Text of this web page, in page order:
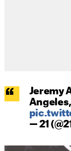
Jeremy
— 21